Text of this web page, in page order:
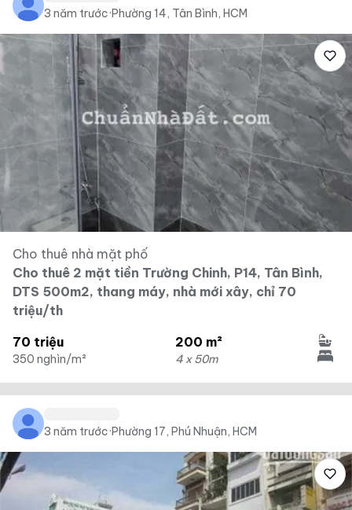
3 năm trước·Phường 14, Tân Bình, HCM
Cho thuê nhà mặt phố
Cho thuê 2 mặt tiền Trường Chinh, P14, Tân Bình,
DTS 500m2, thang máy, nhà mới xây, chỉ 70
triệu/th
70 triệu
350 nghìn/m²
200 m²
4 x 50m
3 năm trước·Phường 17, Phú Nhuận, HCM